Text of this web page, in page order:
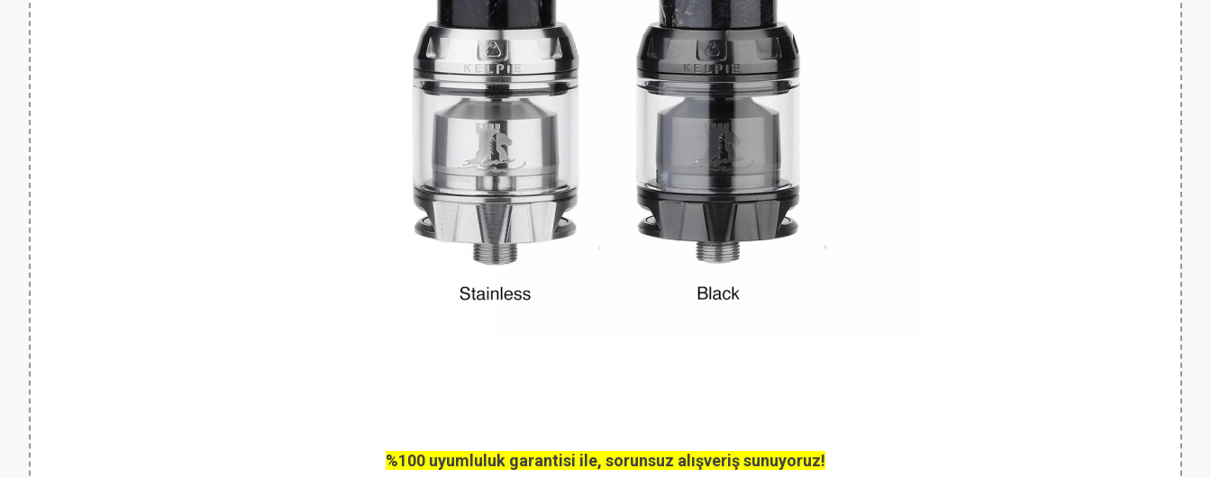
%100 uyumluluk garantisi ile, sorunsuz alışveriş sunuyoruz!